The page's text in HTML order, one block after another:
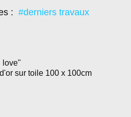
: #derniers travaux
love"
sur toile 100 x 100cm